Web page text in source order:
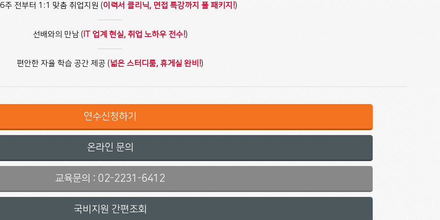
주 전부터 1:1 맞춤 취업지원 (이력서 클리닉, 면접 특강까지 풀 패키지!)
선배와의 만남 ( IT 업계 현실, 취업 노하우 전수!)
편안한 자율 학습 공간 제공 (넓은 스터디룸, 휴게실 완비!)
연수신청하기
온라인 문의
교육문의 : 02-2231-6412
국비지원 간편조회